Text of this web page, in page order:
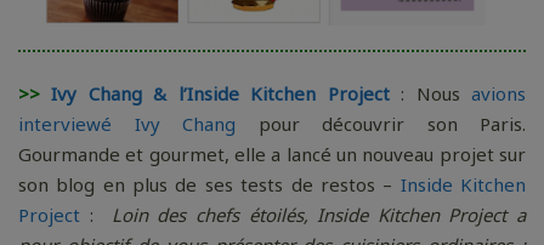
>>Ivy Chang & l’Inside Kitchen Project : Nousavions
interviewé Ivy Chang pour découvrir son Paris.
Gourmande et gourmet, elle a lancé un nouveau projet sur
son blog en plus de ses tests de restos – Inside Kitchen
Project :
Loin des chefs étoilés, Inside Kitchen Project a